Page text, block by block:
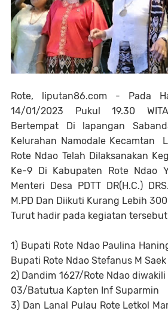
Rote, liputan86.com - Pada
14/01/2023 Pukul 19.30
Bertempat Di lapangan
Kelurahan Namodale Kecamtan
Rote Ndao Telah Dilaksanakan
Ke-9 Di Kabupaten Rote Ndao
Menteri Desa PDTT DR(H.C.)
M.PD Dan Diikuti Kurang Lebih
Turut hadir pada kegiatan
1) Bupati Rote Ndao Paulina
Bupati Rote Ndao Stefanus M Saek
2) Dandim 1627/Rote Ndao
03/Batutua Kapten Inf Suparmin
3) Dan Lanal Pulau Rote Letkol